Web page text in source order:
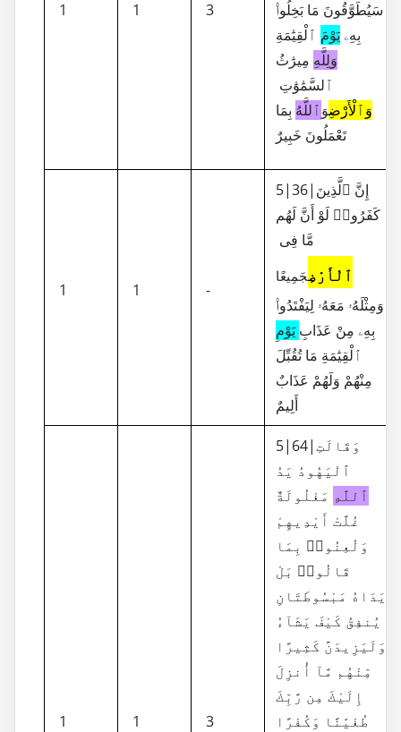
1 1 3
سَيُطَوَّقُونَ مَا بَخِلُوا۟
بِهِۦيَوْمَ ٱلْقِيَٰمَةِ
وَلِلَّهِ مِيرَٰثُ
ٱلسَّمَٰوَٰتِ
وَٱلْأَرْضِوَٱللَّهُ بِمَا
تَعْمَلُونَ خَبِيرٌ
1 1 -
5|36|إِنَّ ٱلَّذِينَ
كَفَرُوا۟ لَوْ أَنَّ لَهُم
مَّا فِى
ٱلْأَرْضِجَمِيعًا
وَمِثْلَهُۥ مَعَهُۥ لِيَفْتَدُوا۟
بِهِۦ مِنْ عَذَابِيَوْمِ
ٱلْقِيَٰمَةِ مَا تُقُبِّلَ
مِنْهُمْ وَلَهُمْ عَذَابٌ
أَلِيمٌ
1 1 3
5|64|وَقَالَتِ
ٱلْيَهُودُ يَدُ
ٱللَّهِ مَغْلُولَةٌ
غُلَّتْ أَيْدِيهِمْ
وَلُعِنُوا۟ بِمَا
قَالُوا۟ بَلْ
يَدَاهُ مَبْسُوطَتَانِ
يُنفِقُ كَيْفَ يَشَآءُ
وَلَيَزِيدَنَّ كَثِيرًا
مِّنْهُم مَّآ أُنزِلَ
إِلَيْكَ مِن رَّبِّكَ
طُغْيَٰنًا وَكُفْرًا